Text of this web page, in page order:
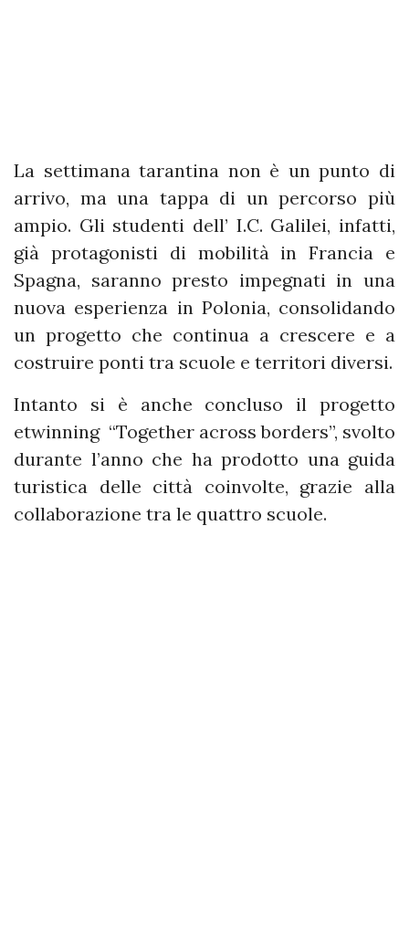
La settimana tarantina non è un punto di
arrivo, ma una tappa di un percorso più
ampio. Gli studenti dell’ I.C. Galilei, infatti,
già protagonisti di mobilità in Francia e
Spagna, saranno presto impegnati in una
nuova esperienza in Polonia, consolidando
un progetto che continua a crescere e a
costruire ponti tra scuole e territori diversi.
Intanto si è anche concluso il progetto
etwinning “Together across borders”, svolto
durante l’anno che ha prodotto una guida
turistica delle città coinvolte, grazie alla
collaborazione tra le quattro scuole.